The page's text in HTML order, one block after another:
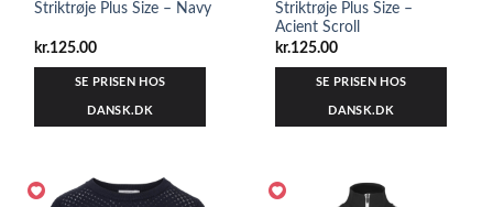
Striktrøje Plus Size – Navy
kr.125.00
SE PRISEN HOS
DANSK.DK
Striktrøje Plus Size –
Acient Scroll
kr.125.00
SE PRISEN HOS
DANSK.DK